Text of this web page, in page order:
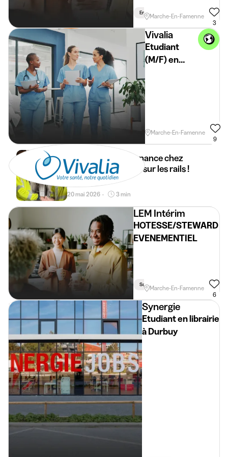
En Semaine Weekend
Marche-En-Famenne
3
Vivalia
Etudiant
(M/F) en
hospitalier -
Marche
Horaire Flexible
Marche-En-Famenne
9
Formation en alternance chez
Infrabel, bienvenue sur les rails !
20 mai 2026 • 3 min
LEM Intérim
HOTESSE/STEWARD
EVENEMENTIEL
Soir Weekend
Marche-En-Famenne
6
Synergie
Etudiant en librairie
à Durbuy